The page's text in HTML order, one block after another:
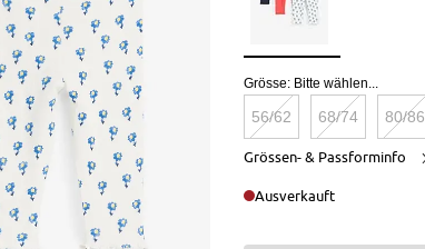
Grösse: Bitte wählen...
56/62 68/74 80/86
Grössen- & Passforminfo
Ausverkauft